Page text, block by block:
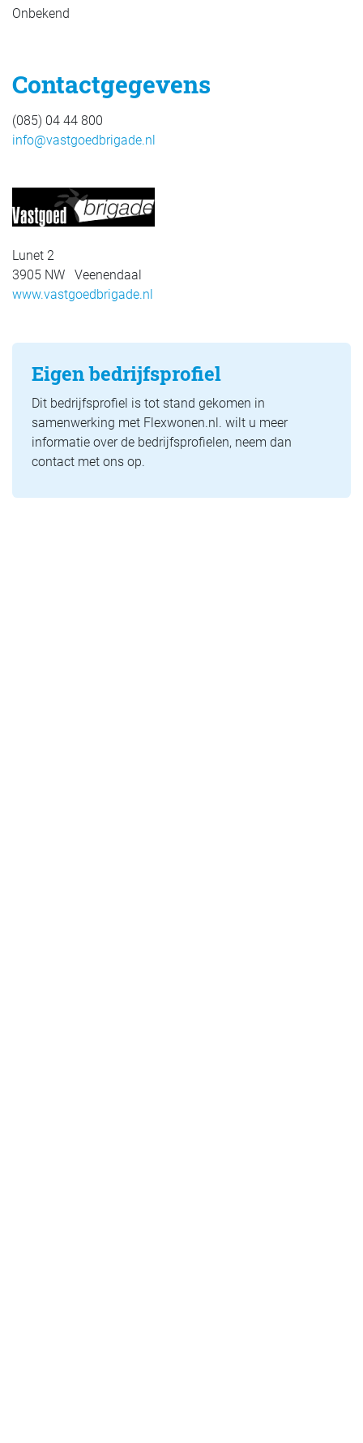
Onbekend
Contactgegevens
(085) 04 44 800
info@vastgoedbrigade.nl
Lunet 2
3905 NW Veenendaal
www.vastgoedbrigade.nl
Eigen bedrijfsprofiel
Dit bedrijfsprofiel is tot stand gekomen in
samenwerking met Flexwonen.nl. wilt u meer
informatie over de bedrijfsprofielen, neem dan
contact met ons op.